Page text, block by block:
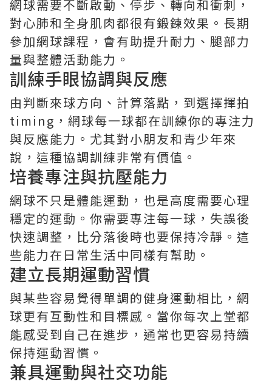
網球需要不斷啟動、停步、轉向和衝刺，
對心肺和全身肌肉都很有鍛鍊效果。長期
參加網球課程，會有助提升耐力、腿部力
量與整體活動能力。
訓練手眼協調與反應
由判斷來球方向、計算落點，到選擇揮拍
timing，網球每一球都在訓練你的專注力
與反應能力。尤其對小朋友和青少年來
說，這種協調訓練非常有價值。
培養專注與抗壓能力
網球不只是體能運動，也是高度需要心理
穩定的運動。你需要專注每一球，失誤後
快速調整，比分落後時也要保持冷靜。這
些能力在日常生活中同樣有幫助。
建立長期運動習慣
與某些容易覺得單調的健身運動相比，網
球更有互動性和目標感。當你每次上堂都
能感受到自己在進步，通常也更容易持續
保持運動習慣。
兼具運動與社交功能